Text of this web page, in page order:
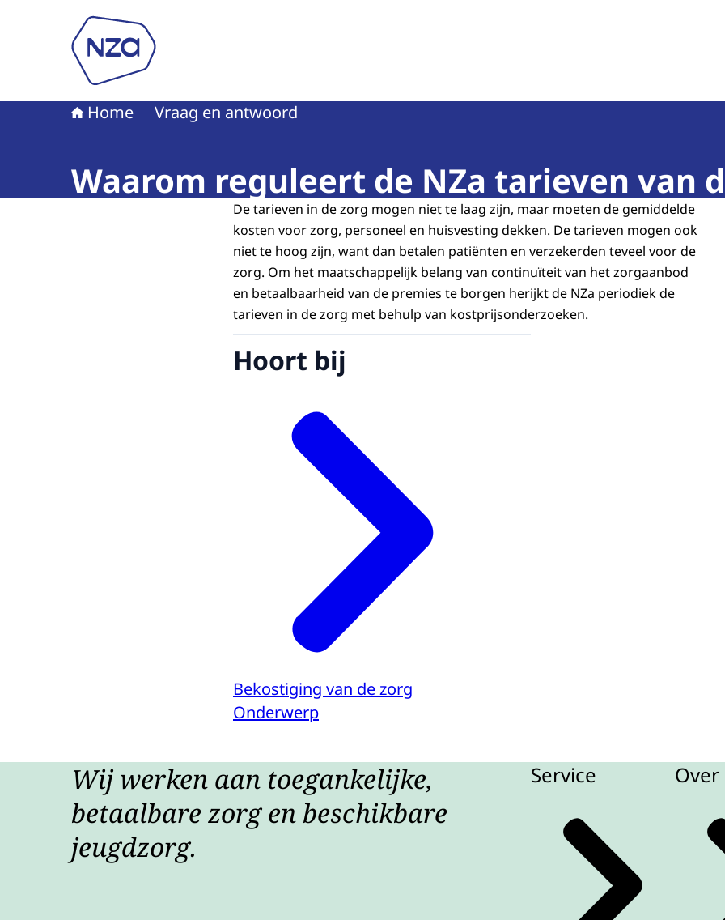
Home Vraag en antwoord
Waarom reguleert de NZa tarieven van
De tarieven in de zorg mogen niet te laag zijn, maar moeten de gemiddelde
kosten voor zorg, personeel en huisvesting dekken. De tarieven mogen ook
niet te hoog zijn, want dan betalen patiënten en verzekerden teveel voor de
zorg. Om het maatschappelijk belang van continuïteit van het zorgaanbod
en betaalbaarheid van de premies te borgen herijkt de NZa periodiek de
tarieven in de zorg met behulp van kostprijsonderzoeken.
Hoort bij
Bekostiging van de zorg
Onderwerp
Wij werken aan toegankelijke,
betaalbare zorg en beschikbare
jeugdzorg.
Service Over